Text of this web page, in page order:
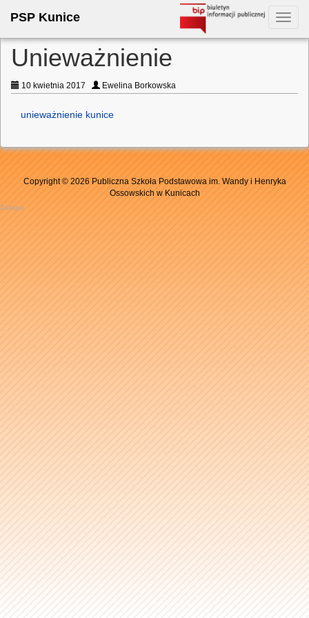
PSP Kunice
Unieważnienie
10 kwietnia 2017 Ewelina Borkowska
unieważnienie kunice
Copyright © 2026 Publiczna Szkoła Podstawowa im. Wandy i Henryka
Ossowskich w Kunicach
Zaloguj